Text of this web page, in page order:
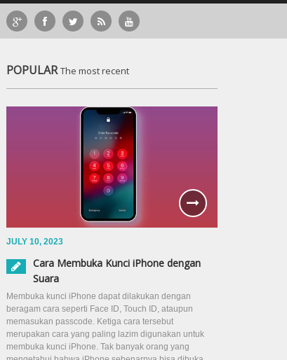
PDF di iPhone Tanpa Aplikasi Tambahan
POPULARThe most recent
JULY 10, 2023
Cara Membuka Kunci iPhone dengan
Suara
Membuka kunci iPhone dapat dilakukan dengan
beragam cara seperti Face ID, Touch ID, ataupun
memasukan passcode. Ketiga cara tersebut
merupakan cara yang paling lazim digunakan untuk
membuka kunci iPhone. Tak banyak orang yang